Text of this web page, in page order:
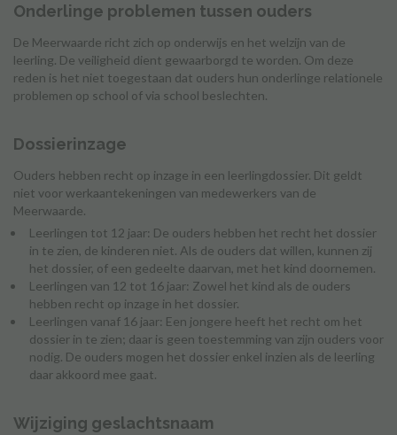
Onderlinge problemen tussen ouders
De Meerwaarde richt zich op onderwijs en het welzijn van de
leerling. De veiligheid dient gewaarborgd te worden. Om deze
reden is het niet toegestaan dat ouders hun onderlinge relationele
problemen op school of via school beslechten.
Dossierinzage
Ouders hebben recht op inzage in een leerlingdossier. Dit geldt
niet voor werkaantekeningen van medewerkers van de
Meerwaarde.
Leerlingen tot 12 jaar: De ouders hebben het recht het dossier
in te zien, de kinderen niet. Als de ouders dat willen, kunnen zij
het dossier, of een gedeelte daarvan, met het kind doornemen.
Leerlingen van 12 tot 16 jaar: Zowel het kind als de ouders
hebben recht op inzage in het dossier.
Leerlingen vanaf 16 jaar: Een jongere heeft het recht om het
dossier in te zien; daar is geen toestemming van zijn ouders voor
nodig. De ouders mogen het dossier enkel inzien als de leerling
daar akkoord mee gaat.
Wijziging geslachtsnaam